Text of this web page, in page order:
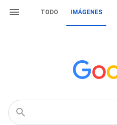
TODO IMÁGENES